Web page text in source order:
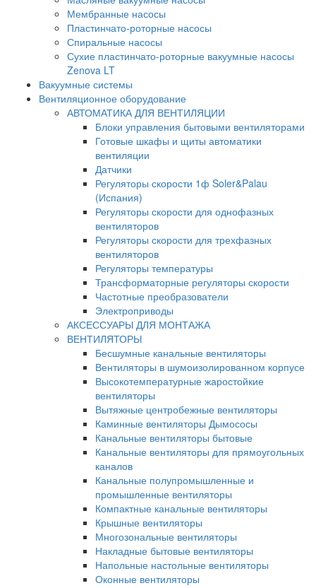
Мембранные насосы
Пластинчато-роторные насосы
Спиральные насосы
Сухие пластинчато-роторные вакуумные насосы
Zenova LT
Вакуумные системы
Вентиляционное оборудование
АВТОМАТИКА ДЛЯ ВЕНТИЛЯЦИИ
Блоки управления бытовыми вентиляторами
Готовые шкафы и щиты автоматики
вентиляции
Датчики
Регуляторы скорости 1ф Soler&Palau
(Испания)
Регуляторы скорости для однофазных
вентиляторов
Регуляторы скорости для трехфазных
вентиляторов
Регуляторы температуры
Трансформаторные регуляторы скорости
Частотные преобразователи
Электроприводы
АКСЕССУАРЫ ДЛЯ МОНТАЖА
ВЕНТИЛЯТОРЫ
Бесшумные канальные вентиляторы
Вентиляторы в шумоизолированном корпусе
Высокотемпературные жаростойкие
вентиляторы
Вытяжные центробежные вентиляторы
Каминные вентиляторы Дымососы
Канальные вентиляторы бытовые
Канальные вентиляторы для прямоугольных
каналов
Канальные полупромышленные и
промышленные вентиляторы
Компактные канальные вентиляторы
Крышные вентиляторы
Многозональные вентиляторы
Накладные бытовые вентиляторы
Напольные настольные вентиляторы
Оконные вентиляторы